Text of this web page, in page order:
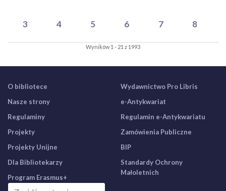
3 4 5 6 7 8
Wyników 1 - 21 z 1993
O bibliotece
Nasze strony
Regulaminy
Projekty
Projekty Unijne
Dla Bibliotekarzy
Program Erasmus+
Wydawnictwo Pro Libris
e-Antykwariat
Regulamin e-Antykwariatu
Zamówienia Publiczne
BIP
Standardy Ochrony
Małoletnich